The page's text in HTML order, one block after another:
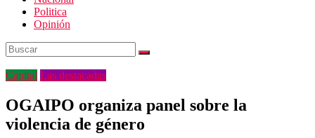
Politica
Opinión
Capital Las destacadas
OGAIPO organiza panel sobre la
violencia de género